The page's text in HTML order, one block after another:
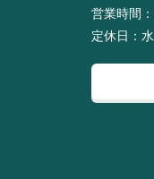
営業時間：
定休日： 水